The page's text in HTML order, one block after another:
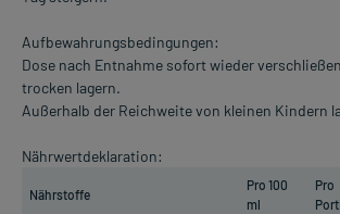
Aufbewahrungsbedingungen:
Dose nach Entnahme sofort wieder
trocken lagern.
Außerhalb der Reichweite von kleinen Kindern
Nährwertdeklaration:
Nährstoffe
Pro 100
ml
Pro